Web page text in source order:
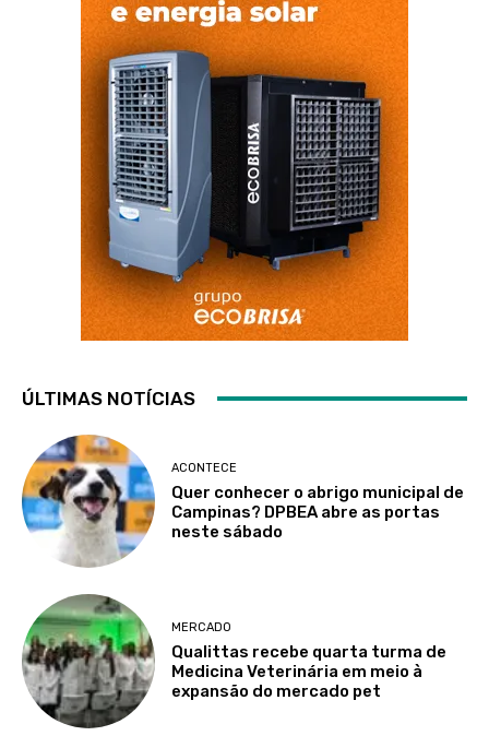
ÚLTIMAS NOTÍCIAS
ACONTECE
Quer conhecer o abrigo municipal de
Campinas? DPBEA abre as portas
neste sábado
MERCADO
Qualittas recebe quarta turma de
Medicina Veterinária em meio à
expansão do mercado pet